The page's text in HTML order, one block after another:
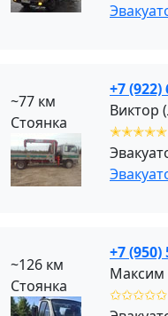
~77 км
Стоянка
+7 (922)
Виктор
✭✭✭✭✭
~126 км
Стоянка
+7 (950)
Максим
✩✩✩✩✩